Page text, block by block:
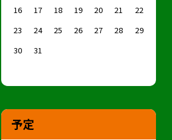
16
17 18 19 20 21
22
23
24 25 26 27 28
29
30
31
予定